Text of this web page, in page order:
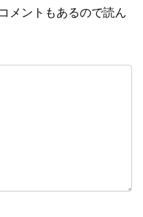
メントもあるので読ん